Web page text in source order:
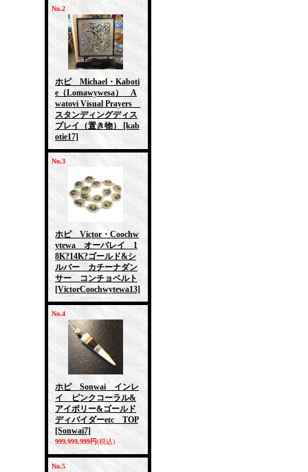
No.2
ホピ Michael・Kaboti
e（Lomawywesa） A
watovi Visual Prayers
スタンディングディス
プレイ（置き物）
[kab
otie17]
No.3
ホピ Victor・Coochw
ytewa オーバレイ 1
8K?14K?ゴールド&シ
ルバー カチーナダン
サー コンチョベルト
[VictorCoochwytewa13]
No.4
ホピ Sonwai インレ
イ ピンクコーラル&
アイボリー&ゴールド
ディバイダーetc TOP
[Sonwai7]
999,999,999円(税込)
No.5